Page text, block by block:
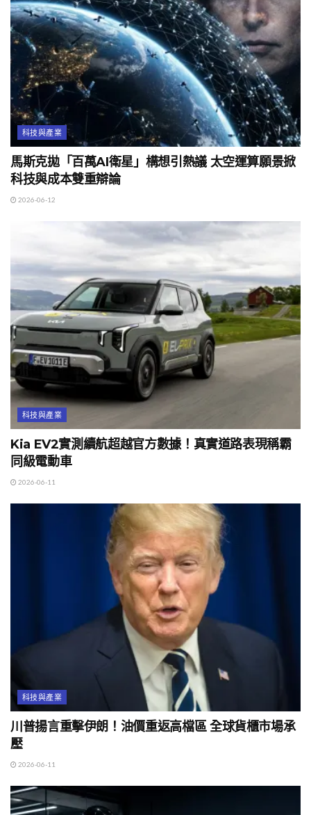
科技與產業
馬斯克拋「百萬AI衛星」構想引熱議 太空運算願景掀
科技與成本雙重辯論
2026-06-12
科技與產業
Kia EV2實測續航超越官方數據！真實道路表現稱霸
同級電動車
2026-06-11
科技與產業
川普揚言重擊伊朗！油價重返高檔區 全球貨櫃市場承
壓
2026-06-11